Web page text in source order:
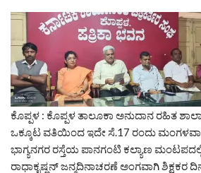
ಕೊಪ್ಪಳ : ಕೊಪ್ಪಳ ತಾಲೂಕಾ ಅನುದಾನ ರಹಿತ
ಒಕ್ಕೂಟ ವತಿಯಿಂದ ಇದೇ ಸೆ.17 ರಂದು
ಭಾಗ್ಯನಗರ ರಸ್ತೆಯ ಪಾನಗಂಟಿ ಕಲ್ಯಾಣ
ರಾಧಾಕೃಷ್ಣನ್ ಜನ್ಮದಿನಾಚರಣೆ ಅಂಗವಾಗಿ ಶಿಕ್ಷಕರ